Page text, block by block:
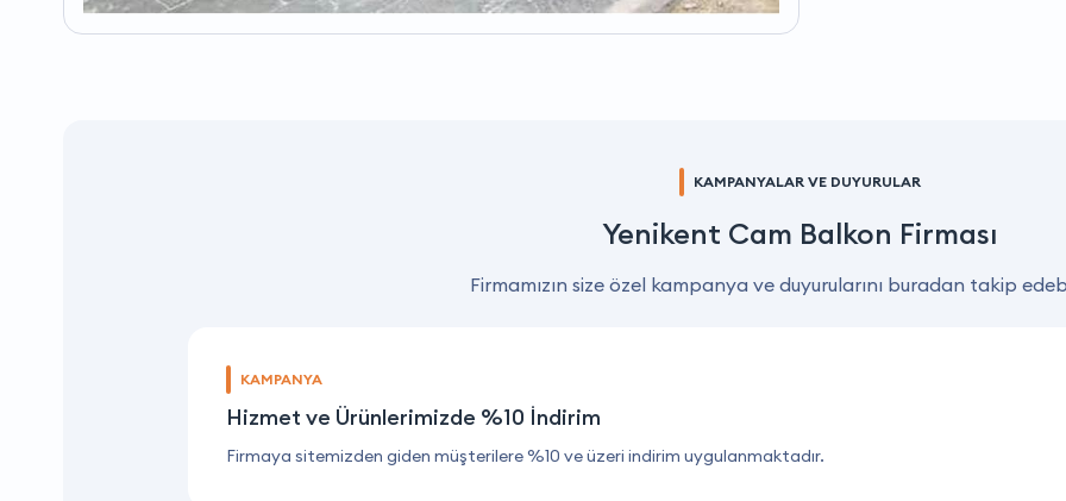
KAMPANYALAR VE DUYURULAR
Yenikent Cam Balkon Firması
Firmamızın size özel kampanya ve duyurularını buradan takip
KAMPANYA
Hizmet ve Ürünlerimizde %10 İndirim
Firmaya sitemizden giden müşterilere %10 ve üzeri indirim uygulanmaktadır.